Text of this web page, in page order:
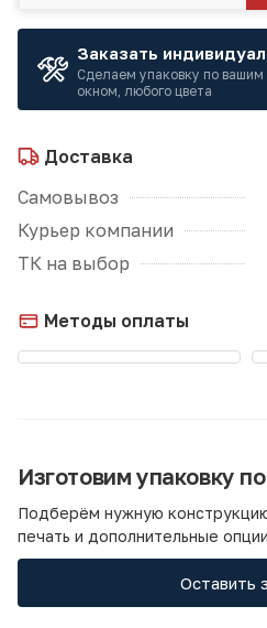
Заказать
Сделаем упаковку по
окном, любого цвета
Доставка
Самовывоз
Курьер компании
ТК на выбор
Методы оплаты
Изготовим упаковку
Подберём нужную
печать и дополнительные
Оставить